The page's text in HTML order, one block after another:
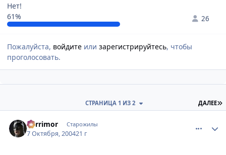
Нет!
61%
26
Пожалуйста, войдите или зарегистрируйтесь, чтобы
проголосовать.
ДАЛЕЕ
СТРАНИЦА 1 ИЗ 2
Berrimor Старожилы
7 Октября, 200421 г